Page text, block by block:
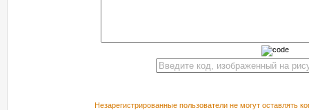
Незарегистрированные пользователи не могут оставлять